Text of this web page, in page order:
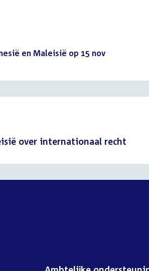
en Maleisië op 15 nov
over internationaal recht